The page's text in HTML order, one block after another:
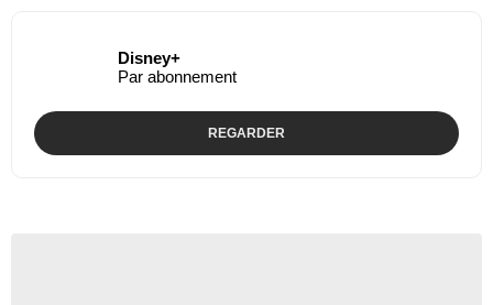
Disney+
Par abonnement
REGARDER